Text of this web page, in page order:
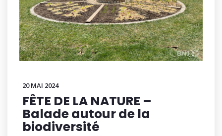
20 MAI 2024
FÊTE DE LA NATURE –
Balade autour de la
biodiversité